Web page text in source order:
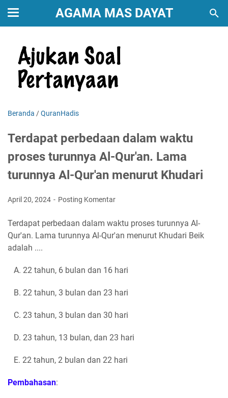
AGAMA MAS DAYAT
Beranda /QuranHadis
Terdapat perbedaan dalam waktu
proses turunnya Al-Qur'an. Lama
turunnya Al-Qur'an menurut Khudari
April 20, 2024 Posting Komentar
Terdapat perbedaan dalam waktu proses turunnya Al-
Qur'an. Lama turunnya Al-Qur'an menurut Khudari Beik
adalah ....
A. 22 tahun, 6 bulan dan 16 hari
B. 22 tahun, 3 bulan dan 23 hari
C. 23 tahun, 3 bulan dan 30 hari
D. 23 tahun, 13 bulan, dan 23 hari
E. 22 tahun, 2 bulan dan 22 hari
Pembahasan: